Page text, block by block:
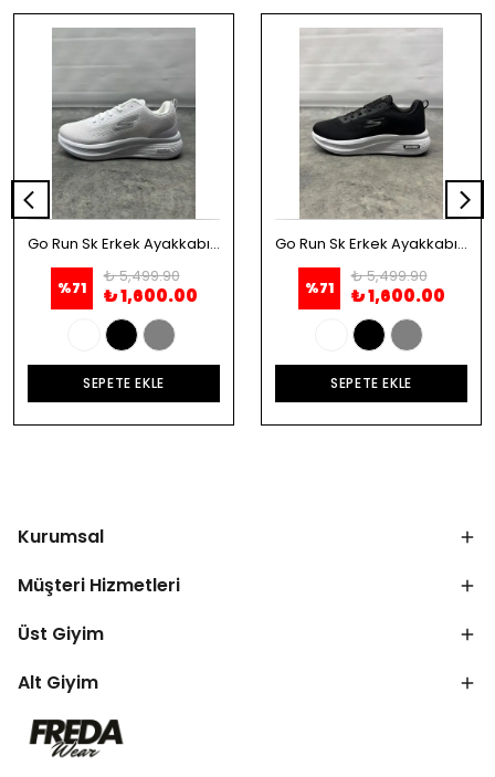
Go Run Sk Erkek Ayakkabı - Beyaz
%71
₺ 5,499.90
₺ 1,600.00
SEPETE EKLE
Go Run Sk Erkek Ayakkabı - Siyah
%71
₺ 5,499.90
₺ 1,600.00
SEPETE EKLE
Kurumsal
Müşteri Hizmetleri
Üst Giyim
Alt Giyim